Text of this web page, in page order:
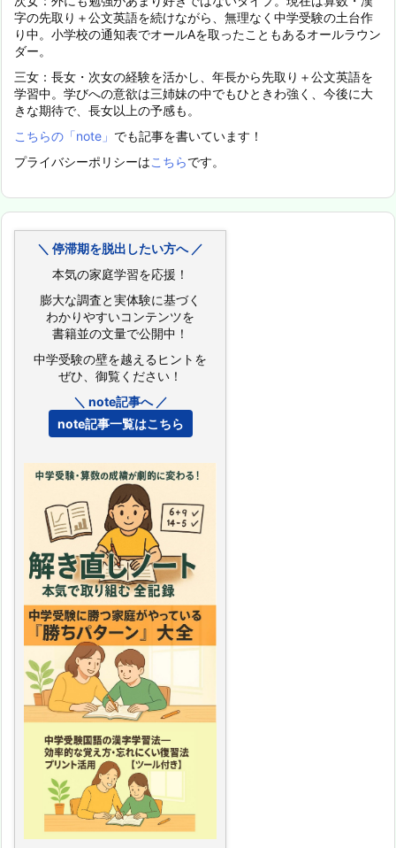
字の先取り＋公文英語を続けながら、無理なく中学受験の土台作
り中。小学校の通知表でオールAを取ったこともあるオールラウン
ダー。
三女：長女・次女の経験を活かし、年長から先取り＋公文英語を
学習中。学びへの意欲は三姉妹の中でもひときわ強く、今後に大
きな期待で、長女以上の予感も。
こちらの「note」 でも記事を書いています！
プライバシーポリシーはこちらです。
＼ 停滞期を脱出したい方へ ／
本気の家庭学習を応援！
膨大な調査と実体験に基づく
わかりやすいコンテンツを
書籍並の文量で公開中！
中学受験の壁を越えるヒントを
ぜひ、御覧ください！
＼ note記事へ ／
note記事一覧はこちら